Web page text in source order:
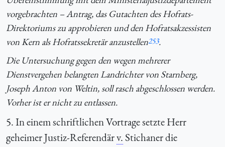
vorgebrachten – Antrag, das Gutachten des Hofrats-
Direktoriums zu approbieren und den Hofratsakzessisten
von Kern als Hofratssekretär anzustellen253.
Die Untersuchung gegen den wegen mehrerer
Dienstvergehen belangten Landrichter von Starnberg,
Joseph Anton von Weltin, soll rasch abgeschlossen werden.
Vorher ist er nicht zu entlassen.
5. In einem schriftlichen Vortrage setzte Herr
geheimer Justiz-Referendärv.Stichaner die